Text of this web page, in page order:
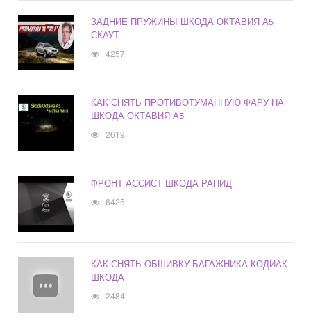
ЗАДНИЕ ПРУЖИНЫ ШКОДА ОКТАВИЯ А5
СКАУТ
4257
КАК СНЯТЬ ПРОТИВОТУМАННУЮ ФАРУ НА
ШКОДА ОКТАВИЯ А5
2619
ФРОНТ АССИСТ ШКОДА РАПИД
6425
КАК СНЯТЬ ОБШИВКУ БАГАЖНИКА КОДИАК
ШКОДА
2484